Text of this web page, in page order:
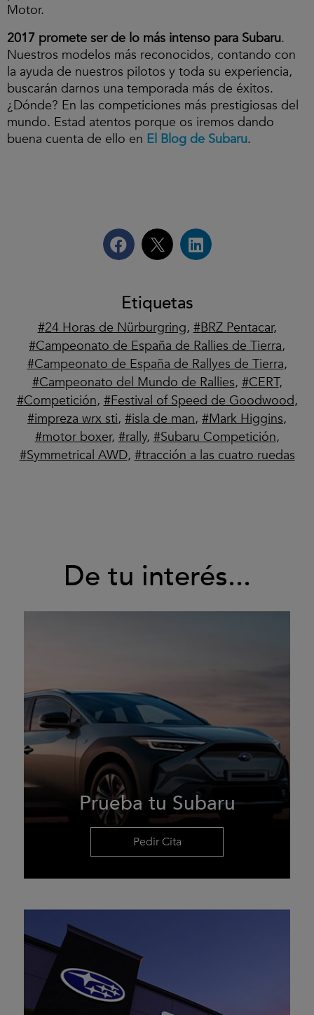
Motor.
2017 promete ser de lo más intenso para Subaru.
Nuestros modelos más reconocidos, contando con
la ayuda de nuestros pilotos y toda su experiencia,
buscarán darnos una temporada más de éxitos.
¿Dónde? En las competiciones más prestigiosas del
mundo. Estad atentos porque os iremos dando
buena cuenta de ello en El Blog de Subaru.
Etiquetas
24 Horas de Nürburgring, BRZ Pentacar,
Campeonato de España de Rallies de Tierra,
Campeonato de España de Rallyes de Tierra,
Campeonato del Mundo de Rallies, CERT,
Competición, Festival of Speed de Goodwood,
impreza wrx sti, isla de man, Mark Higgins,
motor boxer, rally, Subaru Competición,
Symmetrical AWD, tracción a las cuatro ruedas
De tu interés...
Prueba tu Subaru
Pedir Cita